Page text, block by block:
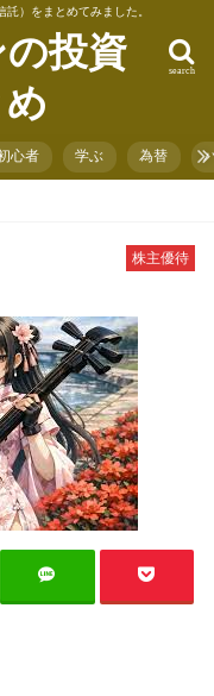
）をまとめてみました。
投資
search
心者 学ぶ 為替
株主優待